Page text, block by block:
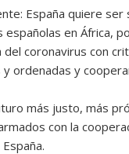
España quiere
en África,
coronavirus con
ordenadas y
más justo, más
con la